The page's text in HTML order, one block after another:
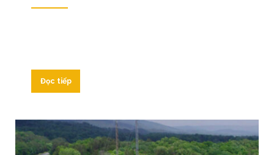
Đọc tiếp